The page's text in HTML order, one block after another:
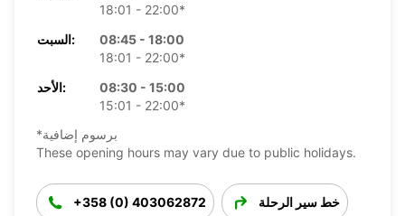
18:01 - 22:00*
السبت:
08:45 - 18:00
18:01 - 22:00*
الأحد:
08:30 - 15:00
15:01 - 22:00*
*برسوم إضافية
These opening hours may vary due to public holidays.
+358 (0) 403062872 خط سير الرحلة